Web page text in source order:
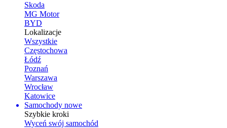
Skoda
MG Motor
BYD
Lokalizacje
Wszystkie
Częstochowa
Łódź
Poznań
Warszawa
Wrocław
Katowice
Samochody nowe
Szybkie kroki
Wyceń swój samochód